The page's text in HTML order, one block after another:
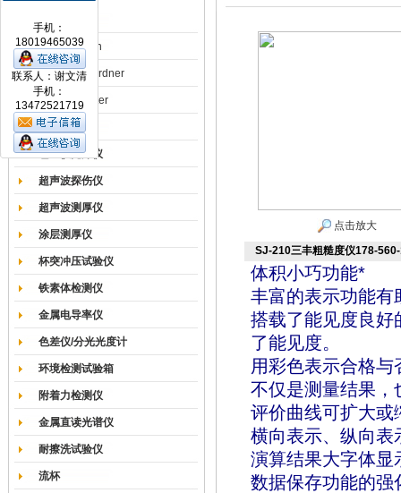
手机：
18019465039
联系人：谢文清
手机：
13472521719
涂膜机
德国Erichsen
德国BYK-Gardner
英国Elcometer
耐磨试验机
色差仪光泽仪
超声波探伤仪
超声波测厚仪
涂层测厚仪
杯突冲压试验仪
铁素体检测仪
金属电导率仪
色差仪/分光光度计
环境检测试验箱
附着力检测仪
金属直读光谱仪
耐擦洗试验仪
流杯
点击放大
SJ-210三丰粗糙度仪178-
体积小巧功能*
丰富的表示功能有
搭载了能见度良好
了能见度。
用彩色表示合格与
不仅是测量结果，
评价曲线可扩大或
横向表示、纵向表
演算结果大字体显
数据保存功能的强